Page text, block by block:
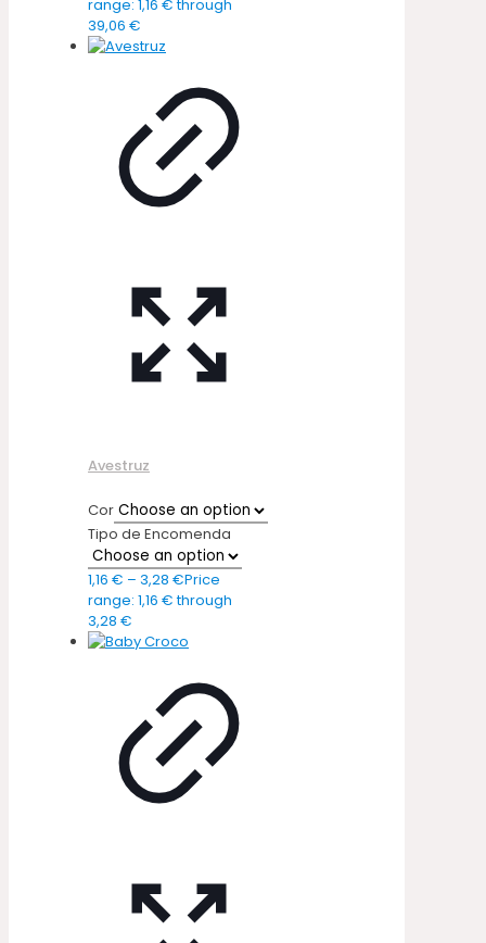
range: 1,16 € through
39,06 €
Avestruz
Cor
Tipo de Encomenda
1,16 € – 3,28 €Price
range: 1,16 € through
3,28 €